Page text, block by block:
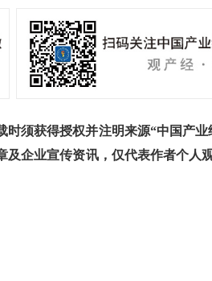
须获得授权并注明来源“中国产业
企业宣传资讯，仅代表作者个人